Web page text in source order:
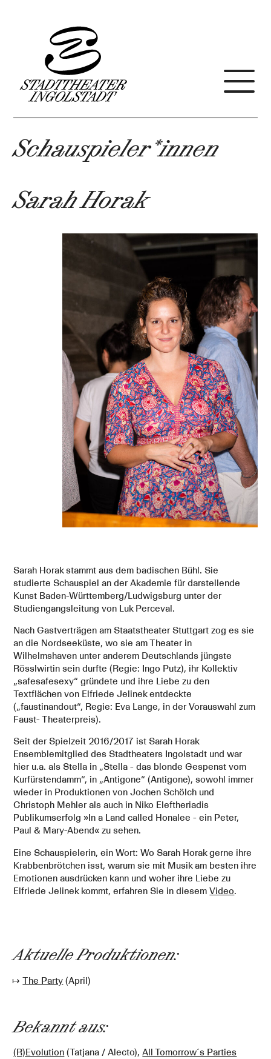
Schauspieler*innen
Sarah Horak
Sarah Horak stammt aus dem badischen Bühl. Sie
studierte Schauspiel an der Akademie für darstellende
Kunst Baden-Württemberg/Ludwigsburg unter der
Studiengangsleitung von Luk Perceval.
Nach Gastverträgen am Staatstheater Stuttgart zog es sie
an die Nordseeküste, wo sie am Theater in
Wilhelmshaven unter anderem Deutschlands jüngste
Rösslwirtin sein durfte (Regie: Ingo Putz), ihr Kollektiv
„safesafesexy“ gründete und ihre Liebe zu den
Textflächen von Elfriede Jelinek entdeckte
(„faustinandout“, Regie: Eva Lange, in der Vorauswahl zum
Faust- Theaterpreis).
Seit der Spielzeit 2016/2017 ist Sarah Horak
Ensemblemitglied des Stadtheaters Ingolstadt und war
hier u.a. als Stella in „Stella - das blonde Gespenst vom
Kurfürstendamm“, in „Antigone“ (Antigone), sowohl immer
wieder in Produktionen von Jochen Schölch und
Christoph Mehler als auch in Niko Eleftheriadis
Publikumserfolg »In a Land called Honalee - ein Peter,
Paul & Mary-Abend« zu sehen.
Eine Schauspielerin, ein Wort:Wo Sarah Horak gerne ihre
Krabbenbrötchen isst, warum sie mit Musik am besten ihre
Emotionen ausdrücken kann und woher ihre Liebe zu
Elfriede Jelinek kommt, erfahren Sie in diesemVideo.
Aktuelle Produktionen:
The Party (April)
Bekannt aus:
(R)Evolution (Tatjana / Alecto),All Tomorrow´s Parties